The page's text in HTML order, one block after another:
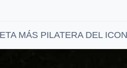
MÁS PILATERA DEL